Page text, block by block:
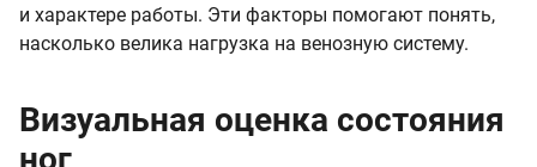
и характере работы. Эти факторы помогают понять,
насколько велика нагрузка на венозную систему.
Визуальная оценка состояния